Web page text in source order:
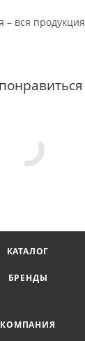
– вся продукция
КАТАЛОГ
БРЕНДЫ
КОМПАНИЯ